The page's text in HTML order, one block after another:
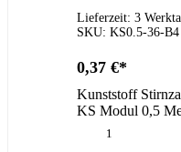
Lieferzeit: 3
SKU: KS0.5-36-B4
0,37 €
Kunststoff
KS Modul 0,5